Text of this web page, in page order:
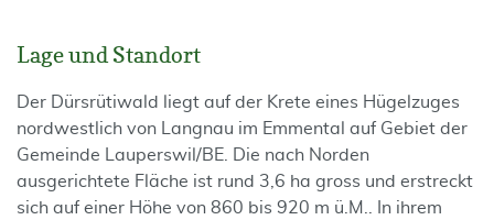
Lage und Standort
Der Dürsrütiwald liegt auf der Krete eines Hügelzuges
nordwestlich von Langnau im Emmental auf Gebiet der
Gemeinde Lauperswil/BE. Die nach Norden
ausgerichtete Fläche ist rund 3,6 ha gross und erstreckt
sich auf einer Höhe von 860 bis 920 m ü.M.. In ihrem